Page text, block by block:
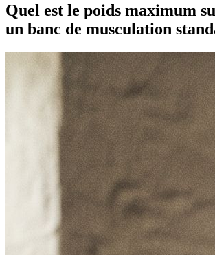
Quel est le poids maximum
un banc de musculation